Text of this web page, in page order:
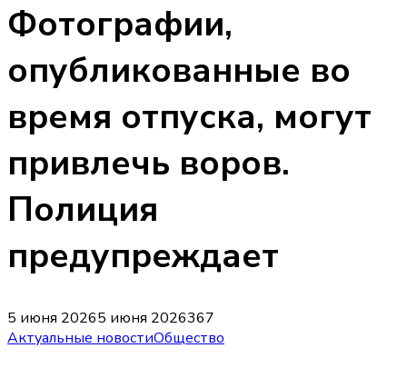
Фотографии,
опубликованные во
время отпуска, могут
привлечь воров.
Полиция
предупреждает
5 июня 20265 июня 2026367
Актуальные новостиОбщество